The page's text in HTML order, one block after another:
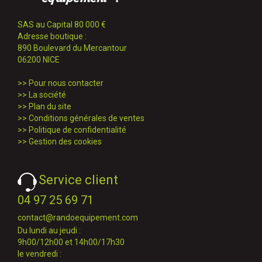
SAS au Capital 80 000 €
Adresse boutique :
890 Boulevard du Mercantour
06200 NICE
>> Pour nous contacter
>>
La société
>> Plan du site
>> Conditions générales de ventes
>> Politique de confidentialité
>> Gestion des cookies
Service client
04 97 25 69 71
contact@randoequipement.com
Du lundi au jeudi :
9h00/12h00 et 14h00/17h30
le vendredi :